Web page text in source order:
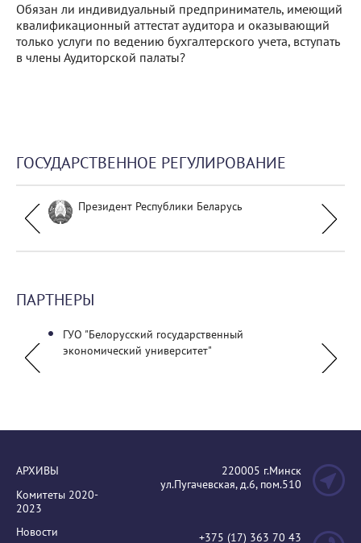
Обязан ли индивидуальный предприниматель, имеющий
квалификационный аттестат аудитора и оказывающий
только услуги по ведению бухгалтерского учета, вступать
в члены Аудиторской палаты?
ГОСУДАРСТВЕННОЕ РЕГУЛИРОВАНИЕ
Президент Республики Беларусь
ПАРТНЕРЫ
ГУО "Белорусский государственный
экономический университет"
АРХИВЫ
Комитеты 2020-
2023
Новости
220005 г.Минск
ул.Пугачевская, д.6, пом.510
+375 (17) 363 70 43